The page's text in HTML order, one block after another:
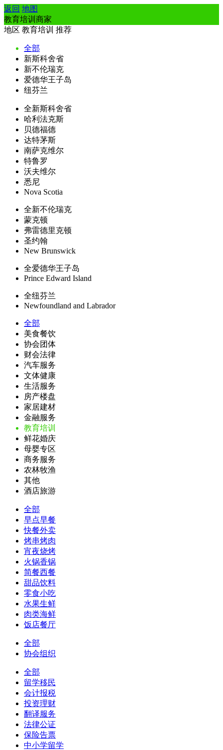
返回 地图
教育培训商家
地区 教育培训 推荐
全部
新斯科舍省
新不伦瑞克
爱德华王子岛
纽芬兰
全新斯科舍省
哈利法克斯
贝德福德
达特茅斯
南萨克维尔
特鲁罗
沃夫维尔
悉尼
Nova Scotia
全新不伦瑞克
蒙克顿
弗雷德里克顿
圣约翰
New Brunswick
全爱德华王子岛
Prince Edward Island
全纽芬兰
Newfoundland and Labrador
全部
美食餐饮
协会团体
财会法律
汽车服务
文体健康
生活服务
房产楼盘
家居建材
金融服务
教育培训
鲜花婚庆
母婴专区
商务服务
农林牧渔
其他
酒店旅游
全部
早点早餐
快餐外卖
烤串烤肉
宵夜烧烤
火锅香锅
简餐西餐
甜品饮料
零食小吃
水果生鲜
肉类海鲜
饭店餐厅
全部
协会组织
全部
留学移民
会计报税
投资理财
翻译服务
法律公证
保险告票
中小学留学